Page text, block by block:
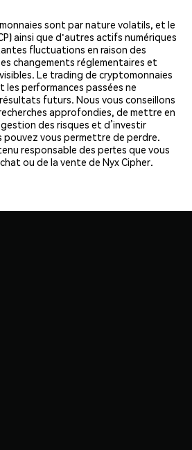
sont par nature volatils, et le
ainsi que d'autres actifs numériques
fluctuations en raison des
changements réglementaires et
Le trading de cryptomonnaies
les performances passées ne
futurs. Nous vous conseillons
approfondies, de mettre en
des risques et d’investir
pouvez vous permettre de perdre.
responsable des pertes que vous
ou de la vente de Nyx Cipher.